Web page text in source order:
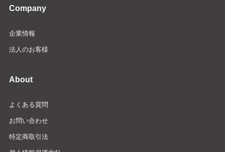
Company
企業情報
法人のお客様
About
よくある質問
お問い合わせ
特定商取引法